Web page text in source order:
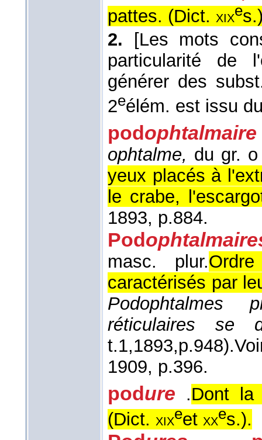
pattes. (Dict. xixes.
2.
[Les mots
particularité de
générer des
2eélém. est issu
pod ophtalmaire
ophtalme, du gr.
yeux placés à
le crabe,
1893, p.884.
Pod
masc. plur.
caractérisés par
Podophtalmes
réticulaires se
t.1,1893,p.948).
1909, p.396.
pod ure .Dont la
(Dict. xixeet xxes.).